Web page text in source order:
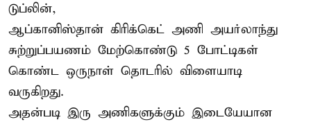
டுப்லின்,
ஆப்கானிஸ்தான் கிரிக்கெட் அணி அயர்லாந்து
சுற்றுப்பயணம் மேற்கொண்டு 5 போட்டிகள்
கொண்ட ஒருநாள் தொடரில் விளையாடி
வருகிறது.
அதன்படி இரு அணிகளுக்கும் இடையேயான